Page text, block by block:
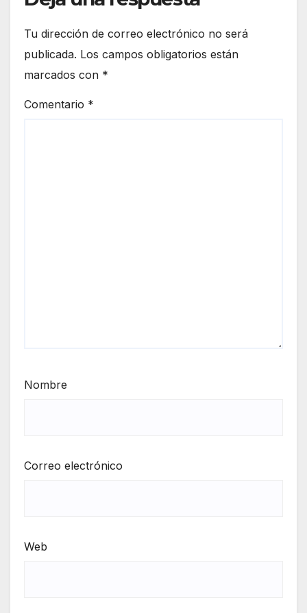
Tu dirección de correo electrónico no será
publicada. Los campos obligatorios están
marcados con *
Comentario *
Nombre
Correo electrónico
Web